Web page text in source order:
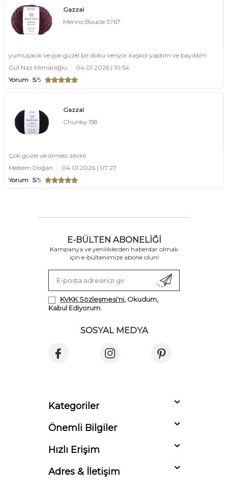
Gazzal
Merino Boucle 3767
yumuşacık ve çok güzel bir doku veriyor kaşkol yaptım ve bayıldım
Gül Naz Mimaroğlu
04.01.2026 | 10:54
Yorum 5/5
Gazzal
Chunky 158
Çok güzel ve örmesi zevkli
Meltem Doğan
04.01.2026 | 07:27
Yorum 5/5
E-BÜLTEN ABONELIĞI
Kampanya ve yeniliklerden haberdar olmak
için e-bültenimize abone olun!
KVKK Sözleşmesi'ni, Okudum,
Kabul Ediyorum.
SOSYAL MEDYA
Kategoriler
Önemli Bilgiler
Hızlı Erişim
Adres & İletişim